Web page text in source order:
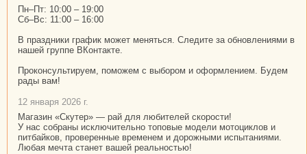
Пн–Пт: 10:00 – 19:00
Сб–Вс: 11:00 – 16:00
В праздники график может меняться. Следите за обновлениями в
нашей группе ВКонтакте.
Проконсультируем, поможем с выбором и оформлением. Будем
рады вам!
12 января 2026 г.
Магазин «Скутер» — рай для любителей скорости!
У нас собраны исключительно топовые модели мотоциклов и
питбайков, проверенные временем и дорожными испытаниями.
Любая мечта станет вашей реальностью!